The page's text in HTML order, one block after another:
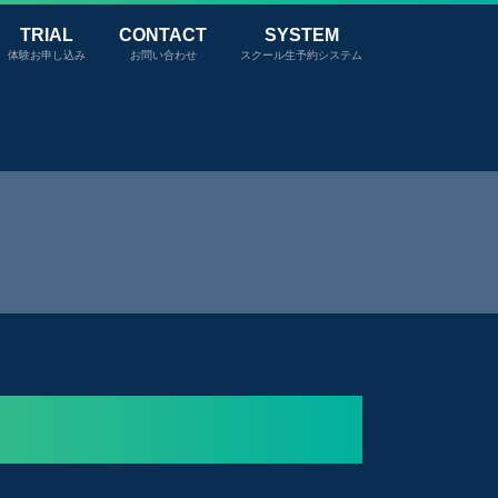
TRIAL
体験お申し込み
CONTACT
お問い合わせ
SYSTEM
スクール生予約システム